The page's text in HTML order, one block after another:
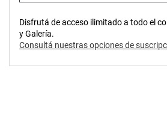
Disfrutá de acceso ilimitado a todo el
y Galería.
Consultá nuestras opciones de